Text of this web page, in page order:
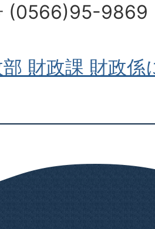
(0566)95-9869
財政課 財政係